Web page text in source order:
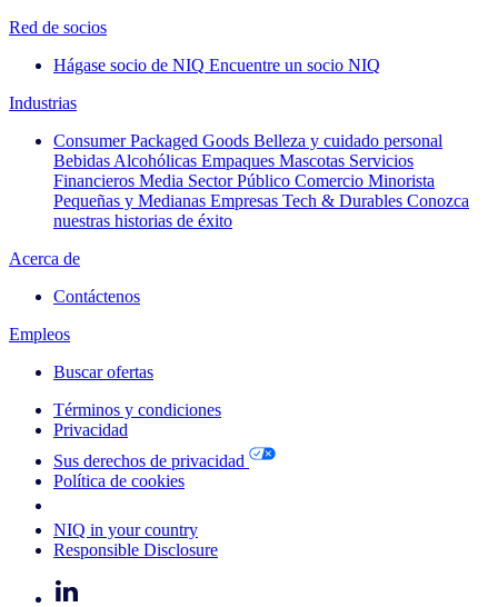
Red de socios
Hágase socio de NIQ Encuentre un socio NIQ
Industrias
Consumer Packaged Goods Belleza y cuidado personal
Bebidas Alcohólicas Empaques Mascotas Servicios
Financieros Media Sector Público Comercio Minorista
Pequeñas y Medianas Empresas Tech & Durables Conozca
nuestras historias de éxito
Acerca de
Contáctenos
Empleos
Buscar ofertas
Términos y condiciones
Privacidad
Sus derechos de privacidad
Política de cookies
NIQ in your country
Responsible Disclosure